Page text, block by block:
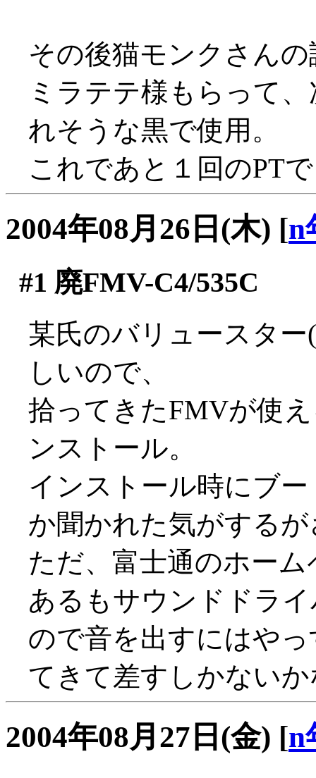
その後猫モンクさん
ミラテテ様もらって
れそうな黒で使用。
これであと１回のPT
2004年08月26日(木) [n
#1 廃FMV-C4/535C
某氏のバリュースタ
しいので、
拾ってきたFMVが使
ンストール。
インストール時にブ
か聞かれた気がする
ただ、富士通のホー
あるもサウンドドラ
ので音を出すにはや
てきて差すしかない
2004年08月27日(金) [n